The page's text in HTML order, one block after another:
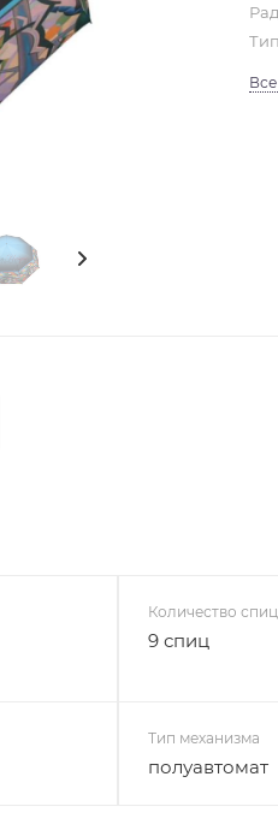
Количество спиц
9 спиц
Тип механизма
полуавтомат